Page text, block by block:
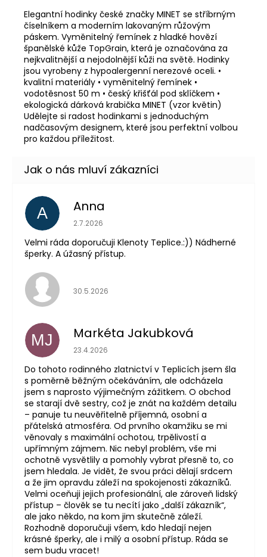
Elegantní hodinky české značky MINET se stříbrným
číselníkem a moderním lakovaným růžovým
páskem. Vyměnitelný řemínek z hladké hovězí
španělské kůže TopGrain, která je označována za
nejkvalitnější a nejodolnější kůži na světě. Hodinky
jsou vyrobeny z hypoalergenní nerezové oceli. •
kvalitní materiály • vyměnitelný řemínek •
vodotěsnost 50 m • český křišťál pod sklíčkem •
ekologická dárková krabička MINET (vzor květin)
Udělejte si radost hodinkami s jednoduchým
nadčasovým designem, které jsou perfektní volbou
pro každou příležitost.
A Anna
Hodnocení obchodu je 5 z 5 hvězdiček.
2.7.2026
Velmi ráda doporučuji Klenoty Teplice.:)) Nádherné
šperky. A úžasný přístup.
Hodnocení obchodu je 5 z 5 hvězdiček.
30.5.2026
MJ Markéta Jakubková
Hodnocení obchodu je 5 z 5 hvězdiček.
23.4.2026
Do tohoto rodinného zlatnictví v Teplicích jsem šla
s poměrně běžným očekáváním, ale odcházela
jsem s naprosto výjimečným zážitkem. O obchod
se starají dvě sestry, což je znát na každém detailu
– panuje tu neuvěřitelně příjemná, osobní a
přátelská atmosféra. Od prvního okamžiku se mi
věnovaly s maximální ochotou, trpělivostí a
upřímným zájmem. Nic nebyl problém, vše mi
ochotně vysvětlily a pomohly vybrat přesně to, co
jsem hledala. Je vidět, že svou práci dělají srdcem
a že jim opravdu záleží na spokojenosti zákazníků.
Velmi oceňuji jejich profesionální, ale zároveň lidský
přístup – člověk se tu necítí jako „další zákazník“,
ale jako někdo, na kom jim skutečně záleží.
Rozhodně doporučuji všem, kdo hledají nejen
krásné šperky, ale i milý a osobní přístup. Ráda se
sem budu vracet!